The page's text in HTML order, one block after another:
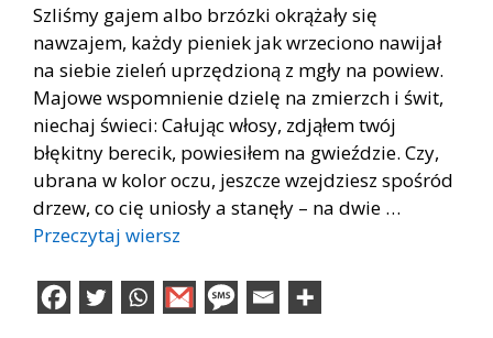
Szliśmy gajem albo brzózki okrążały się
nawzajem, każdy pieniek jak wrzeciono nawijał
na siebie zieleń uprzędzioną z mgły na powiew.
Majowe wspomnienie dzielę na zmierzch i świt,
niechaj świeci: Całując włosy, zdjąłem twój
błękitny berecik, powiesiłem na gwieździe. Czy,
ubrana w kolor oczu, jeszcze wzejdziesz spośród
drzew, co cię uniosły a stanęły – na dwie …
Przeczytaj wiersz